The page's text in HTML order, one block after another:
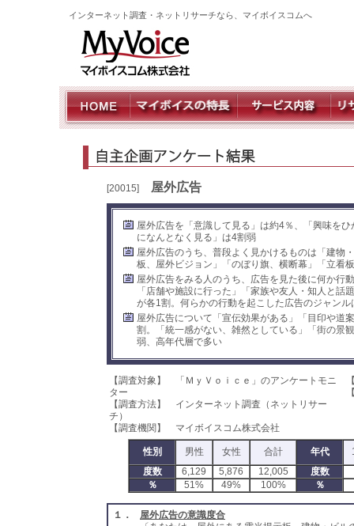
インターネット調査・ネットリサーチなら、マイボイスコムへ
[20015] 屋外広告
屋外広告を「意識して見る」は約4％、「興味を
になんとなく見る」は4割弱
屋外広告のうち、普段よく見かけるものは「建物
板、屋外ビジョン」「のぼり旗、横断幕」「立看
屋外広告をみる人のうち、広告を見た後に何か行
「店舗や施設に行った」「家族や友人・知人と
が各1割。何らかの行動を起こした広告のジャン
屋外広告について「宣伝効果がある」「目印や道
割。「統一感がない、雑然としている」「街の景
弱、高年代層で多い
【調査対象】 「ＭｙＶｏｉｃｅ」のアンケートモニ
ター
【調査方法】 インターネット調査（ネットリサー
チ）
【調査機関】 マイボイスコム株式会社
性別 男性 女性 合計 年代
度数
6,129 5,876 12,005
度数
％
51% 49% 100% ％
１．
屋外広告の意識度合